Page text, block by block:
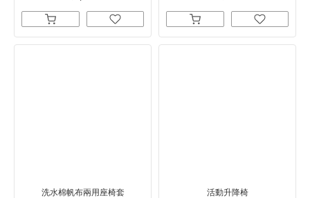
洗水棉帆布兩用座椅套
活動升降椅